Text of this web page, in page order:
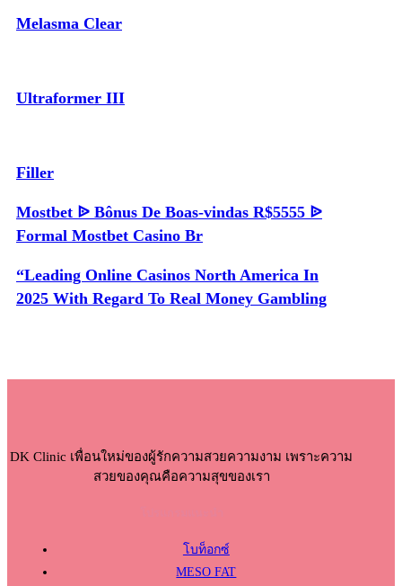
Melasma Clear
Ultraformer III
Filler
Mostbet ᐉ Bônus De Boas-vindas R$5555 ᐉ
Formal Mostbet Casino Br
“Leading Online Casinos North America In
2025 With Regard To Real Money Gambling
DK Clinic เพื่อนใหม่ของผู้รักความสวยความงาม เพราะความ
สวยของคุณคือความสุขของเรา
โบท็อกซ์
MESO FAT